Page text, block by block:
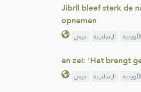
Jibrīl bleef sterk de
opnemen
عربي الإنجليزية الأوردية
en zei: 'Het brengt
عربي الإنجليزية الأوردية